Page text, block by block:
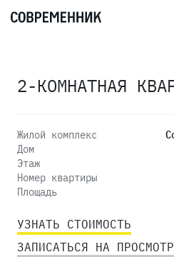
2-КОМНАТНАЯ
Жилой комплекс
Дом
Этаж
Номер квартиры
Площадь
УЗНАТЬ СТОИМОСТЬ
ЗАПИСАТЬСЯ НА ПРОСМОТР